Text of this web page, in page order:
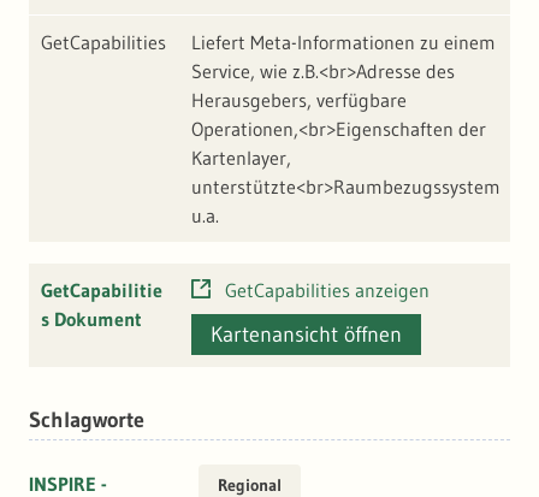
GetCapabilities
Liefert Meta-Informationen zu einem
Service, wie z.B.<br>Adresse des
Herausgebers, verfügbare
Operationen,<br>Eigenschaften der
Kartenlayer,
unterstützte<br>Raumbezugssystem
u.a.
GetCapabilitie
s Dokument
GetCapabilities anzeigen
Kartenansicht öffnen
Schlagworte
INSPIRE -
Regional